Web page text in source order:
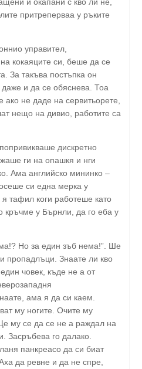
притреперваа у ръките
управител,
кокаяците си, беше да се
За такъва постъпка он
и да се обяснева. Тоа
ако не даде на сервитьорете,
нещо на дивио, работите са
дискретно
ги на опашкя и нги
Ама английско мининко –
си една мерка у
тафил коги работеше като
у Бърнли, да го еба у
Но за един зъб нема!”. Ше
пропадлъци. Знаате ли кво
човек, къде не а от
ама я да си каем.
му ногите. Очите му
му се да се не а раждал на
Засръбева го далако.
панкреасо да си биат
да ревне и да не спре,